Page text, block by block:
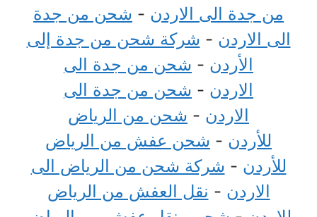
من جدة الى الاردن - شحن من جدة
الى الاردن - شركة شحن من جدة إلى
الأردن - شحن من جدة الى
الاردن - شحن من جدة الى
الاردن - شحن من الرياض
للأردن - شحن عفش من الرياض
للأردن - شركة شحن من الرياض الى
الاردن - نقل العفش من الرياض